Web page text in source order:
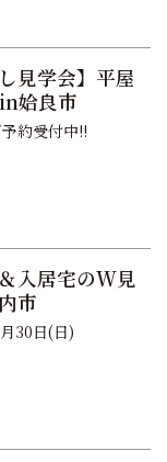
見学会】平屋
姶良市
約受付中!!
入居宅のW見
市
30日(日)